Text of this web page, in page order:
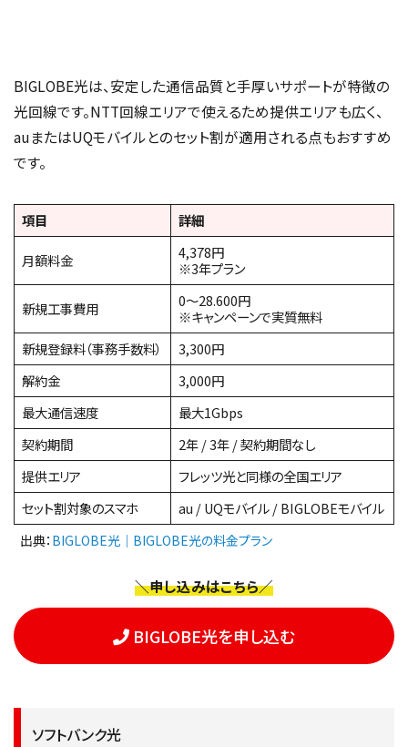
BIGLOBE光は、安定した通信品質と手厚いサポートが特徴の
光回線です。NTT回線エリアで使えるため提供エリアも広く、
auまたはUQモバイルとのセット割が適用される点もおすすめ
です。
項目 詳細
月額料金
4,378円
※3年プラン
新規工事費用
0〜28.600円
※キャンペーンで実質無料
新規登録料（事務手数料）
3,300円
解約金
3,000円
最大通信速度
最大1Gbps
契約期間
2年 / 3年 / 契約期間なし
提供エリア
フレッツ光と同様の全国エリア
セット割対象のスマホ
au / UQモバイル / BIGLOBEモバイル
出典： BIGLOBE光｜BIGLOBE光の料金プラン
＼申し込みはこちら／
BIGLOBE光を申し込む
ソフトバンク光